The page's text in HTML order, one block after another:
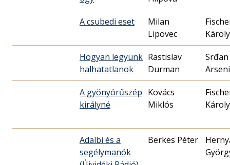
A csubedi eset
Milan
Lipovec
Károly
Hogyan legyünk
halhatatlanok
Rastislav
Durman
Srđan
A gyönyörűszép
királyné
Kovács
Miklós
Károly
Adalbi és a
segélymanók
Berkes Péter